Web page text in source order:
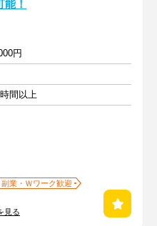
能！
円
間以上
副業・Ｗワーク歓迎
見る